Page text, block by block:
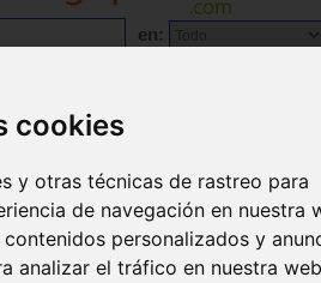
cookies
y otras técnicas de rastreo para
de navegación en nuestra
personalizados y
analizar el tráfico en nuestra
en: